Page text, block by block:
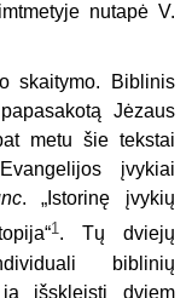
nutapė V.
skaitymo. Biblinis
Jėzaus
metu šie tekstai
įvykiai
. „Istorinę įvykių
1 . Tų dviejų
biblinių
ją išskleisti dviem